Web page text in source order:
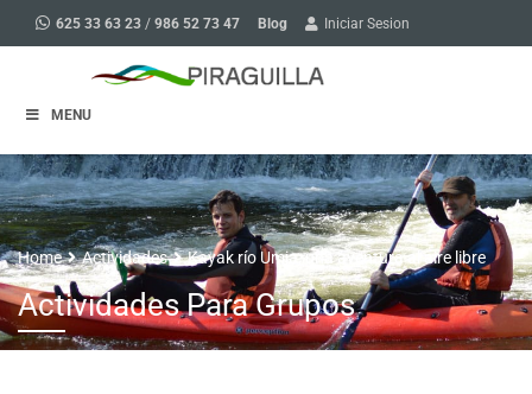
625 33 63 23 / 986 52 73 47 Blog Iniciar Sesion
MENU
Home Actividades Kayak río Umia, una aventura al aire libre
Actividades Para Grupos